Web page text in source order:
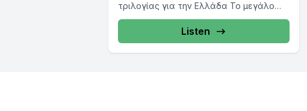
τριλογίας για την Ελλάδα Το μεγάλο
μου άγχος...
Listen